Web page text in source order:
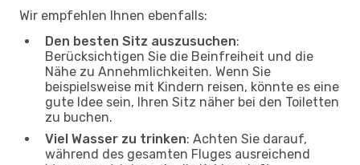
Wir empfehlen Ihnen ebenfalls:
Den besten Sitz auszusuchen:
Berücksichtigen Sie die Beinfreiheit und die
Nähe zu Annehmlichkeiten. Wenn Sie
beispielsweise mit Kindern reisen, könnte es eine
gute Idee sein, Ihren Sitz näher bei den Toiletten
zu buchen.
Viel Wasser zu trinken: Achten Sie darauf,
während des gesamten Fluges ausreichend